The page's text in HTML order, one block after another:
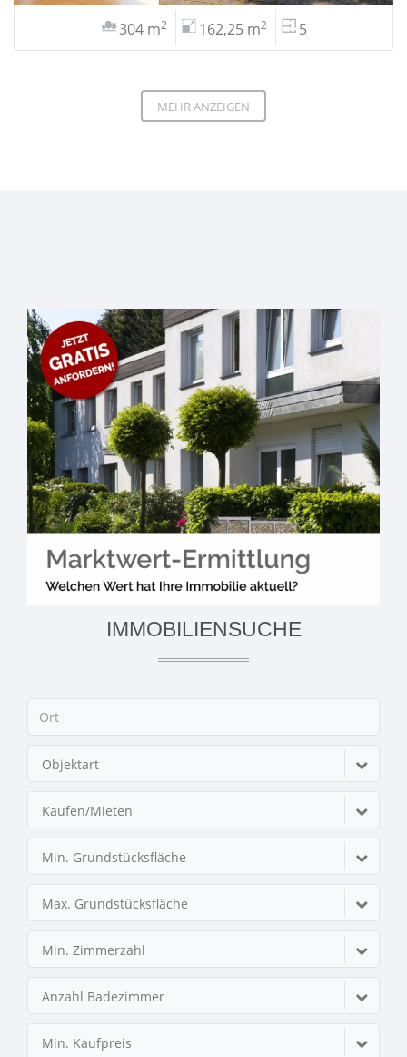
304 m2 162,25 m2 5
MEHR ANZEIGEN
IMMOBILIENSUCHE
Objektart
Kaufen/Mieten
Min. Grundstücksfläche
Max. Grundstücksfläche
Min. Zimmerzahl
Anzahl Badezimmer
Min. Kaufpreis